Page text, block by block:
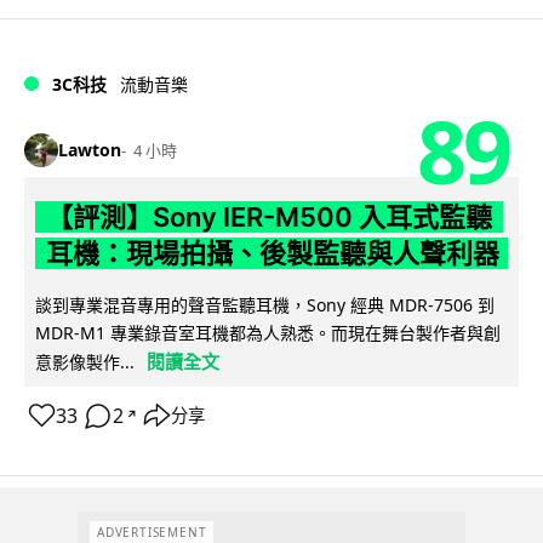
3C科技 流動音樂
Lawton 4 小時 89
【評測】Sony IER-M500 入耳式監聽
耳機：現場拍攝、後製監聽與人聲利器
談到專業混音專用的聲音監聽耳機，Sony 經典 MDR-7506 到
MDR-M1 專業錄音室耳機都為人熟悉。而現在舞台製作者與創
意影像製作...
閱讀全文
33 2 ↗ 分享
ADVERTISEMENT